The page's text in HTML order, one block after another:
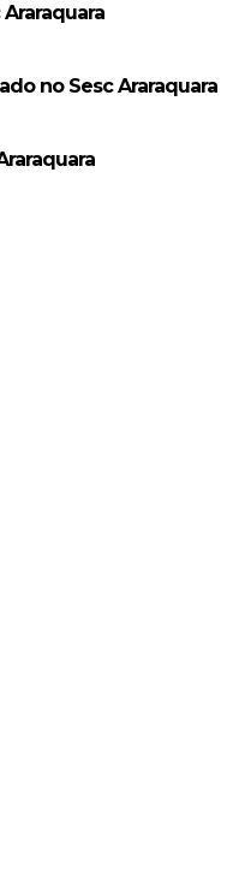
no Sesc Araraquara